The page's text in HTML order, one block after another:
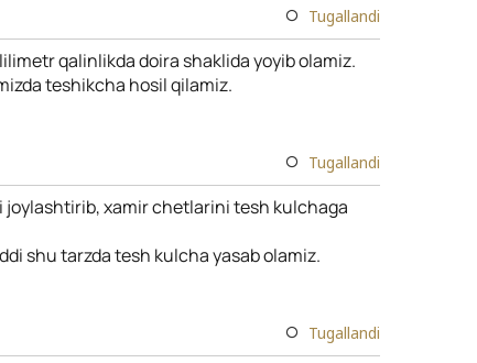
Tugallandi
qalinlikda doira shaklida yoyib olamiz.
teshikcha hosil qilamiz.
Tugallandi
xamir chetlarini tesh kulchaga
shu tarzda tesh kulcha yasab olamiz.
Tugallandi